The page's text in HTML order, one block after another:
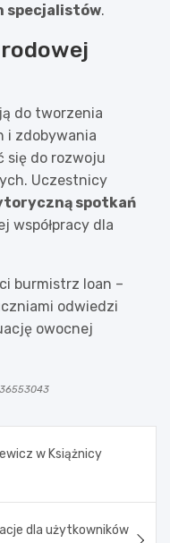
specjalistów.
do tworzenia
i zdobywania
się do rozwoju
Uczestnicy
spotkań
współpracy dla
burmistrz Ioan –
odwiedzi
owocnej
w Książnicy
dla użytkowników